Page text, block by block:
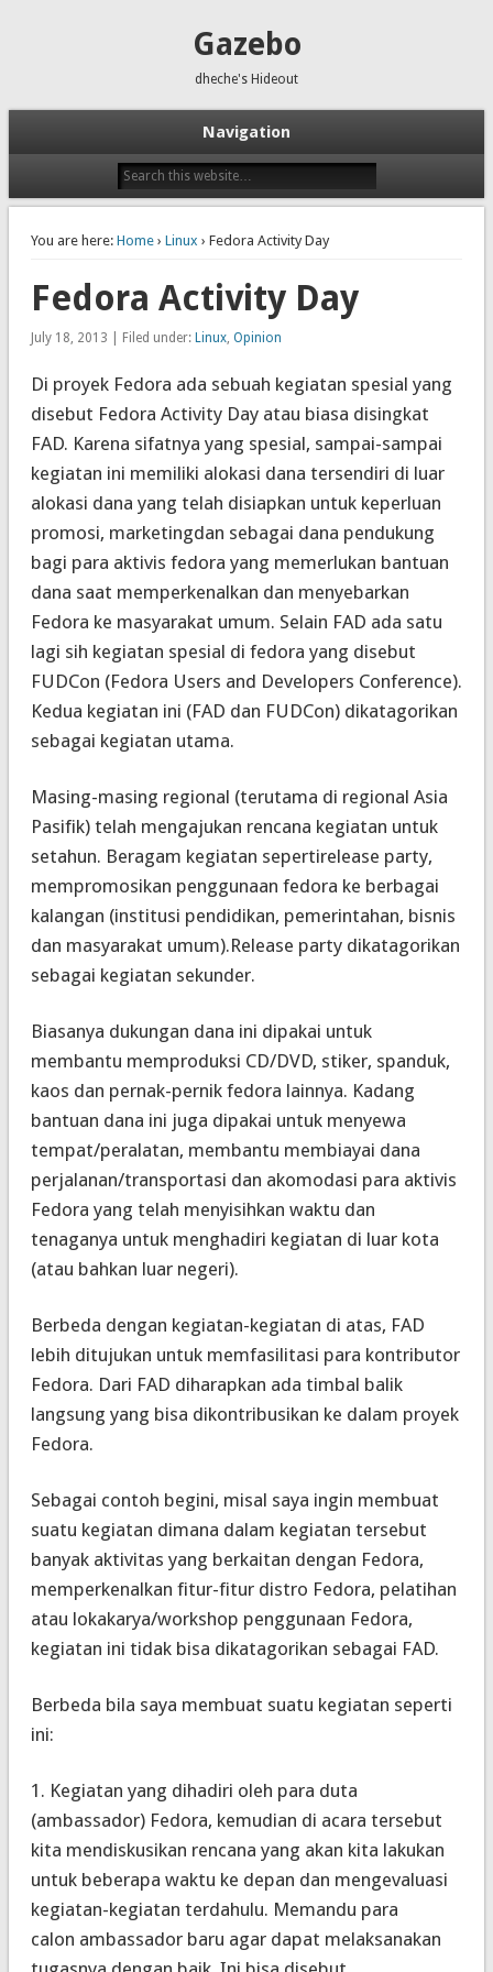
Gazebo
dheche's Hideout
Navigation
You are here: Home› Linux › Fedora Activity Day
Fedora Activity Day
July 18, 2013 | Filed under: Linux, Opinion
Di proyek Fedora ada sebuah kegiatan spesial yang
disebut Fedora Activity Dayatau biasa disingkat
FAD. Karena sifatnya yang spesial, sampai-sampai
kegiatan ini memiliki alokasi dana tersendiri di luar
alokasi dana yang telah disiapkan untuk keperluan
promosi, marketingdan sebagai dana pendukung
bagi para aktivis fedora yang memerlukan bantuan
dana saat memperkenalkan dan menyebarkan
Fedora ke masyarakat umum. Selain FAD ada satu
lagi sih kegiatan spesial di fedora yang disebut
FUDCon (Fedora Users and Developers Conference).
Kedua kegiatan ini (FAD dan FUDCon) dikatagorikan
sebagai kegiatan utama.
Masing-masing regional (terutama di regional Asia
Pasifik) telah mengajukan rencana kegiatan untuk
setahun. Beragam kegiatan sepertirelease party,
mempromosikan penggunaan fedora ke berbagai
kalangan (institusi pendidikan, pemerintahan, bisnis
dan masyarakat umum).Release partydikatagorikan
sebagai kegiatan sekunder.
Biasanya dukungan dana ini dipakai untuk
membantu memproduksi CD/DVD, stiker, spanduk,
kaos dan pernak-pernik fedora lainnya. Kadang
bantuan dana ini juga dipakai untuk menyewa
tempat/peralatan, membantu membiayai dana
perjalanan/transportasi dan akomodasi para aktivis
Fedora yang telah menyisihkan waktu dan
tenaganya untuk menghadiri kegiatan di luar kota
(atau bahkan luar negeri).
Berbeda dengan kegiatan-kegiatan di atas, FAD
lebih ditujukan untuk memfasilitasi para kontributor
Fedora. Dari FAD diharapkan ada timbal balik
langsung yang bisa dikontribusikan ke dalam proyek
Fedora.
Sebagai contoh begini, misal saya ingin membuat
suatu kegiatan dimana dalam kegiatan tersebut
banyak aktivitas yang berkaitan dengan Fedora,
memperkenalkan fitur-fitur distro Fedora, pelatihan
atau lokakarya/workshop penggunaan Fedora,
kegiatan ini tidakbisa dikatagorikan sebagai FAD.
Berbeda bila saya membuat suatu kegiatan seperti
ini:
1. Kegiatan yang dihadiri oleh para duta
(ambassador) Fedora, kemudian di acara tersebut
kita mendiskusikan rencana yang akan kita lakukan
untuk beberapa waktu ke depan dan mengevaluasi
kegiatan-kegiatan terdahulu. Memandu para
calon ambassadorbaru agar dapat melaksanakan